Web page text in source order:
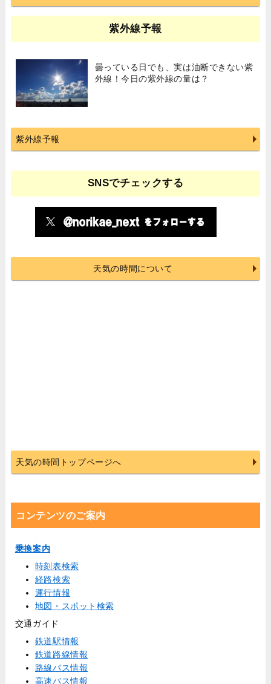
紫外線予報
曇っている日でも、実は油断できない紫
外線！今日の紫外線の量は？
紫外線予報
SNSでチェックする
天気の時間について
天気の時間トップページへ
コンテンツのご案内
乗換案内
時刻表検索
経路検索
運行情報
地図・スポット検索
交通ガイド
鉄道駅情報
鉄道路線情報
路線バス情報
高速バス情報